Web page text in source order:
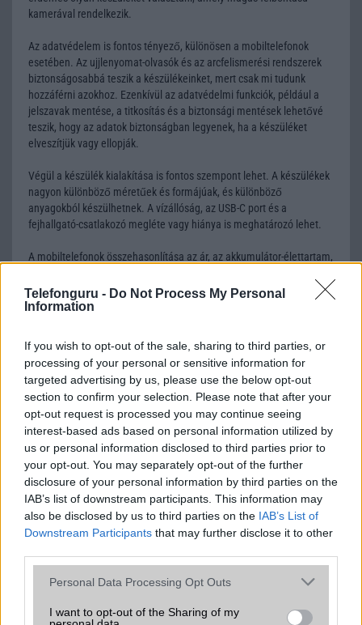
Telefonguru - Do Not Process My Personal
Information
If you wish to opt-out of the sale, sharing to third parties, or
processing of your personal or sensitive information for
targeted advertising by us, please use the below opt-out
section to confirm your selection. Please note that after your
opt-out request is processed you may continue seeing
interest-based ads based on personal information utilized by
us or personal information disclosed to third parties prior to
your opt-out. You may separately opt-out of the further
disclosure of your personal information by third parties on the
IAB’s list of downstream participants. This information may
also be disclosed by us to third parties on the IAB’s List of
Downstream Participants that may further disclose it to other
Please note that this website/app uses one or more Google
not limited to your visit or usage behaviour. You may click to
Personal Data Processing Opt Outs
I want to opt-out of the Sharing of my
kamerával rendelkezik.
Az adatvédelem is fontos tényező, különösen a mobiltelefonok
esetében. Az ujjlenyomat-olvasók és az arcfelismerési rendszerek
biztonságosabbá teszik a készülékeinket, mert csak mi tudunk
hozzáférni azokhoz. Ezenkívül az adatvédelmi funkciók, például a
jelszavak mentése, a titkosítás és a biztonsági mentések lehetővé
teszik, hogy az adatok biztonságban legyenek, ha a készüléket
elveszítjük vagy ellopják.
Végül a készülék kialakítása is fontos szempont lehet. A készülékek
nagyon különböző méretűek és formájúak, és különböző
anyagokból készülhetnek. A vízállóság, az USB-C port és a
fejhallgató-csatlakozó megléte vagy hiánya is meghatározó lehet.
A mobiltelefonok összehasonlítása az ár, az akkumulátor-élettartam,
kialakítás szempontjából döntő fontosságú lehet. Ezek a
szempontok kritikusak ahhoz, hogy megtaláljuk azokat a
Végül azt is fontos tudni, hogy a mobiltelefonok összehasonlítása
során minden felhasználó egyéni preferenciákkal rendelkezik, így a
választásuk eltérhet. Azonban azok, akik számára fontos a nagyobb
kijelző, hosszabb üzemidő, hatékony
MOBILTELEFON MÁRKÁK
Apple
Huawei